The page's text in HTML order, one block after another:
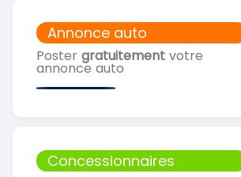
Annonce auto
Poster gratuitement votre
annonce auto
Concessionnaires